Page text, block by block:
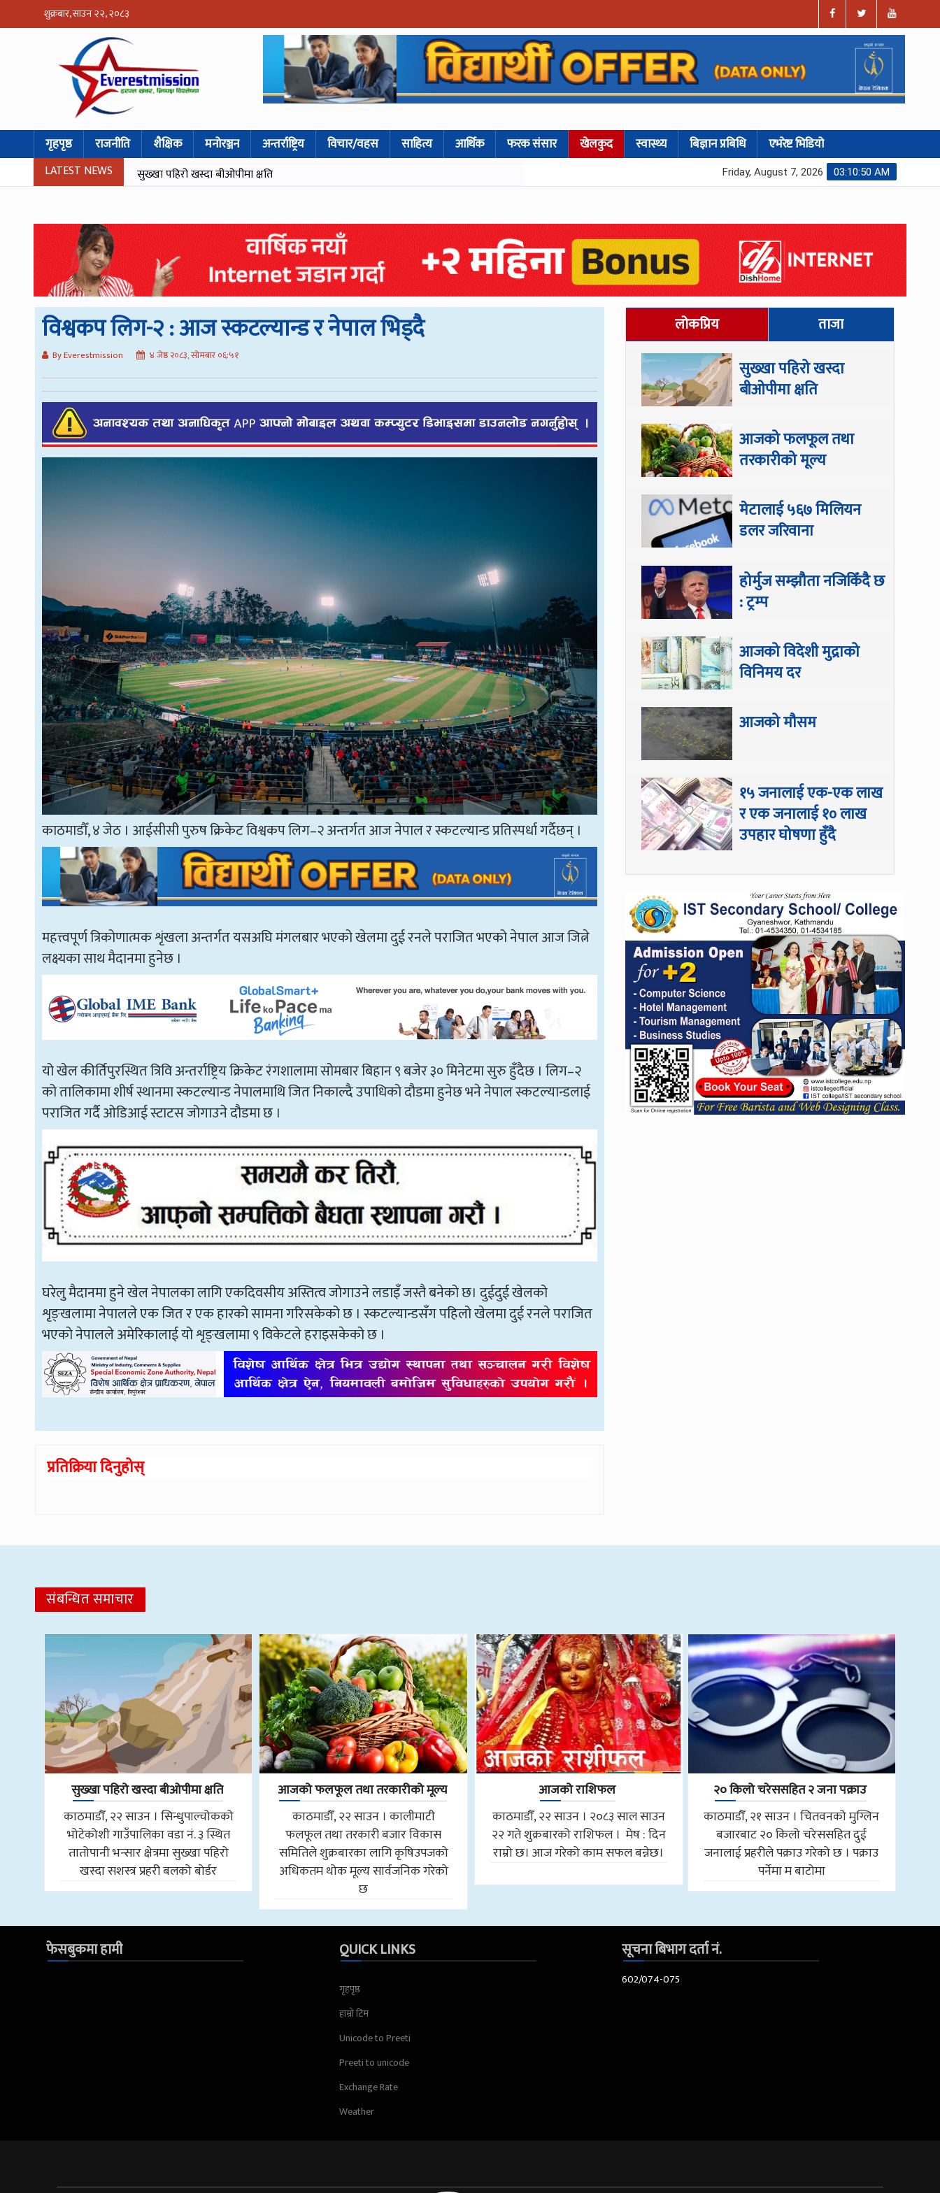
शुक्रबार, साउन २२, २०८३
गृहपृष्ठ राजनीति शैक्षिक मनोरञ्जन अन्तर्राष्ट्रिय विचार/वहस साहित्य आर्थिक फरक संसार खेलकुद स्वास्थ्य बिज्ञान प्रबिधि एभरेष्ट भिडियो
LATEST NEWS सुख्खा पहिरो खस्दा बीओपीमा क्षति 03:10:52 AM
Friday, August 7, 2026
विश्वकप लिग-२ : आज स्कटल्यान्ड र नेपाल भिड्दै
By Everestmission ४ जेष्ठ २०८३, सोमबार ०६:५१
काठमाडौँ, ४ जेठ । आईसीसी पुरुष क्रिकेट विश्वकप लिग–२ अन्तर्गत आज नेपाल र स्कटल्यान्ड प्रतिस्पर्धा गर्दैछन् ।
महत्त्वपूर्ण त्रिकोणात्मक शृंखला अन्तर्गत यसअघि मंगलबार भएको खेलमा दुई रनले पराजित भएको नेपाल आज जित्ने
लक्ष्यका साथ मैदानमा हुनेछ ।
यो खेल कीर्तिपुरस्थित त्रिवि अन्तर्राष्ट्रिय क्रिकेट रंगशालामा सोमबार बिहान ९ बजेर ३० मिनेटमा सुरु हुँदैछ । लिग–२
को तालिकामा शीर्ष स्थानमा स्कटल्यान्ड नेपालमाथि जित निकाल्दै उपाधिको दौडमा हुनेछ भने नेपाल स्कटल्यान्डलाई
पराजित गर्दै ओडिआई स्टाटस जोगाउने दौडमा छ ।
घरेलु मैदानमा हुने खेल नेपालका लागि एकदिवसीय अस्तित्व जोगाउने लडाइँ जस्तै बनेको छ। दुईदुई खेलको
शृङ्खलामा नेपालले एक जित र एक हारको सामना गरिसकेको छ । स्कटल्यान्डसँग पहिलो खेलमा दुई रनले पराजित
भएको नेपालले अमेरिकालाई यो शृङ्खलामा ९ विकेटले हराइसकेको छ ।
प्रतिक्रिया दिनुहोस्
लोकप्रिय ताजा
सुख्खा पहिरो खस्दा
बीओपीमा क्षति
आजको फलफूल तथा
तरकारीको मूल्य
मेटालाई ५६७ मिलियन
डलर जरिवाना
होर्मुज सम्झौता नजिकिँदै छ
: ट्रम्प
आजको विदेशी मुद्राको
विनिमय दर
आजको मौसम
१५ जनालाई एक-एक लाख
र एक जनालाई १० लाख
उपहार घोषणा हुँदै
संबन्धित समाचार
सुख्खा पहिरो खस्दा बीओपीमा क्षति
काठमाडौँ, २२ साउन । सिन्धुपाल्चोकको
भोटेकोशी गाउँपालिका वडा नं. ३ स्थित
तातोपानी भन्सार क्षेत्रमा सुख्खा पहिरो
खस्दा सशस्त्र प्रहरी बलको बोर्डर
आजको फलफूल तथा तरकारीको मूल्य
काठमाडौँ, २२ साउन । कालीमाटी
फलफूल तथा तरकारी बजार विकास
समितिले शुक्रबारका लागि कृषिउपजको
अधिकतम थोक मूल्य सार्वजनिक गरेको
छ
आजको राशिफल
काठमाडौँ, २२ साउन । २०८३ साल साउन
२२ गते शुक्रबारको राशिफल । मेष : दिन
राम्रो छ। आज गरेको काम सफल बन्नेछ।
२० किलो चरेससहित २ जना पक्राउ
काठमाडौँ, २१ साउन । चितवनको मुग्लिन
बजारबाट २० किलो चरेससहित दुई
जनालाई प्रहरीले पक्राउ गरेको छ । पक्राउ
पर्नेमा म बाटोमा
फेसबुकमा हामी QUICK LINKS
गृहपृष्ठ
हाम्रो टिम
Unicode to Preeti
Preeti to unicode
Exchange Rate
Weather
सूचना बिभाग दर्ता नं.
602/074-075